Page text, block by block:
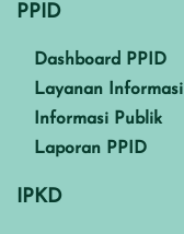
PPID
Dashboard PPID
Layanan Informasi
Informasi Publik
Laporan PPID
IPKD